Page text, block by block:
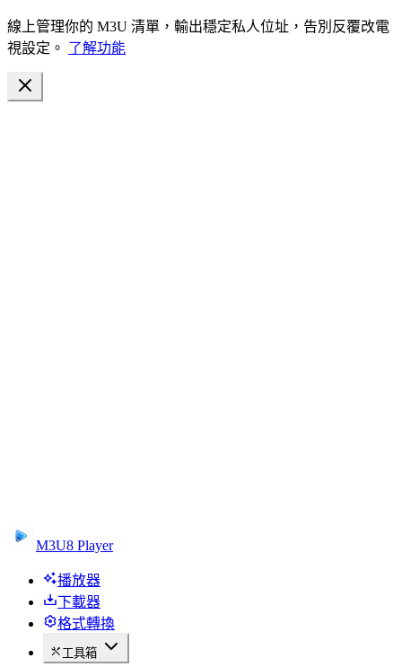
線上管理你的 M3U 清單，輸出穩定私人位址，告別反覆改電
視設定。 了解功能
M3U8 Player
播放器
下載器
格式轉換
工具箱